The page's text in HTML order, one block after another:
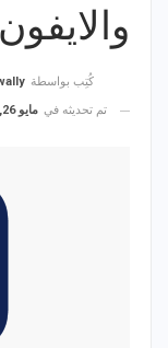
والايفون
كُتِب بواسطة
تم تحديثه في مايو 26, 2026